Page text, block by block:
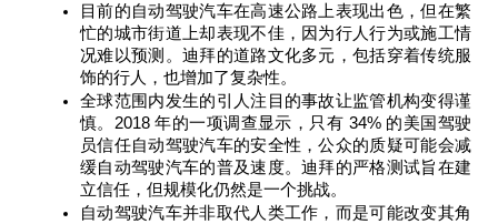
目前的自动驾驶汽车在高速公路上表现出色，但在繁
忙的城市街道上却表现不佳，因为行人行为或施工情
况难以预测。迪拜的道路文化多元，包括穿着传统服
饰的行人，也增加了复杂性。
全球范围内发生的引人注目的事故让监管机构变得谨
慎。2018 年的一项调查显示，只有 34% 的美国驾驶
员信任自动驾驶汽车的安全性，公众的质疑可能会减
缓自动驾驶汽车的普及速度。迪拜的严格测试旨在建
立信任，但规模化仍然是一个挑战。
自动驾驶汽车并非取代人类工作，而是可能改变其角